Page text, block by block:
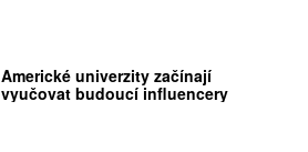
Americké univerzity začínají
vyučovat budoucí influencery